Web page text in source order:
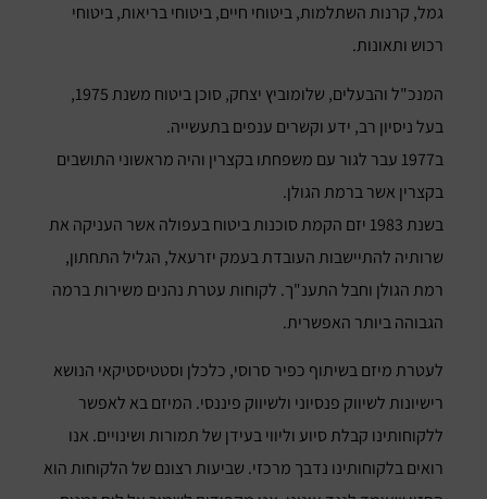
גמל, קרנות השתלמות, ביטוחי חיים, ביטוחי בריאות, ביטוחי
רכוש ותאונות.
המנכ"ל והבעלים, שלומוביץ יצחק, סוכן ביטוח משנת 1975,
בעל ניסיון רב, ידע וקשרים ענפים בתעשייה.
ב1977 עבר לגור עם משפחתו בקצרין והיה מראשוני התושבים
בקצרין אשר ברמת הגולן.
בשנת 1983 יזם הקמת סוכנות ביטוח בעפולה אשר העניקה את
שרותיה להתיישבות העובדת בעמק יזרעאל, הגליל התחתון,
רמת הגולן וחבל התענ"ך. לקוחות עטרת נהנים משירות ברמה
הגבוהה ביותר האפשרית.
לעטרת מיזם בשיתוף כפיר סרוסי, כלכלן וסטטיסטיקאי הנושא
רישיונות לשיווק פנסיוני ולשיווק פיננסי. המיזם בא לאפשר
ללקוחותינו קבלת סיוע וליווי בעידן של תמורות ושינויים. אנו
רואים בלקוחותינו נדבך מרכזי. שביעות רצונם של הלקוחות הוא